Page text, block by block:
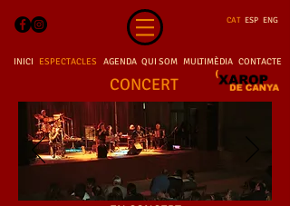
CAT ESP ENG
INICI ESPECTACLES AGENDA QUI SOM MULTIMÈDIA CONTACTE
CONCERT